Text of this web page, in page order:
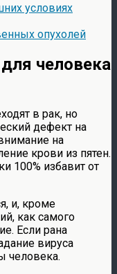
условиях
опухолей
человека
в рак, но
дефект на
на
крови из пятен.
100% избавит от
и, кроме
как самого
Если рана
вируса
человека.